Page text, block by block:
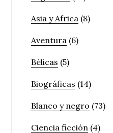
Asia y Africa (8)
Aventura (6)
Bélicas (5)
Biográficas (14)
Blanco y negro (73)
Ciencia ficción (4)